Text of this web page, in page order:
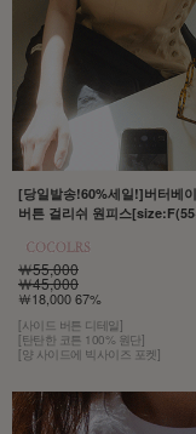
[당일발송!60%세일!]버터베
버튼 걸리쉬 원피스
￦55,000
￦45,000
￦18,000 67%
[사이드 버튼 디테일]
[탄탄한 코튼 100% 원단]
[양 사이드에 빅사이즈 포켓]